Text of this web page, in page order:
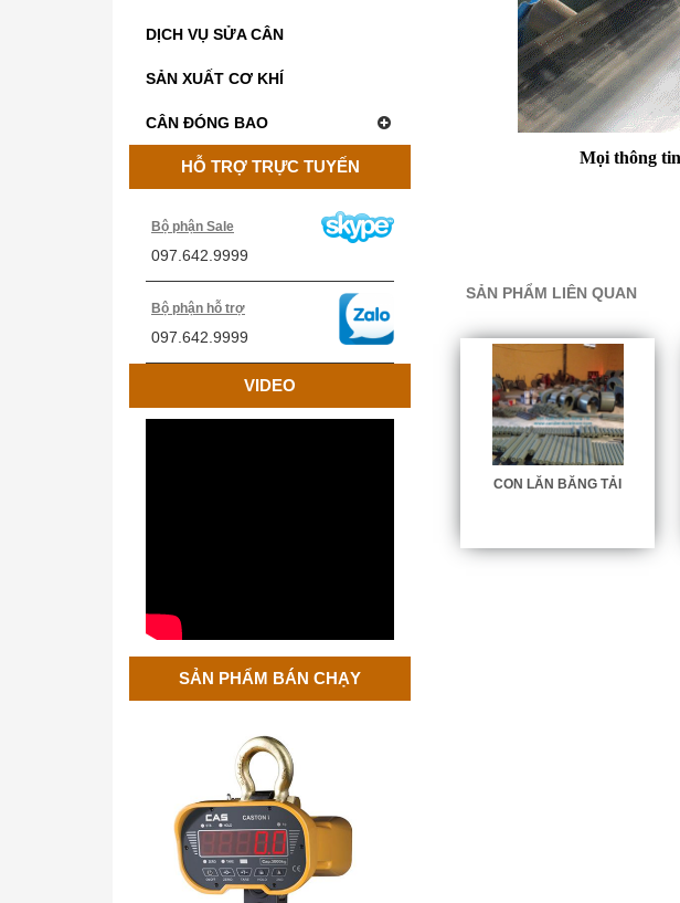
DỊCH VỤ SỬA CÂN
SẢN XUẤT CƠ KHÍ
CÂN ĐÓNG BAO
HỖ TRỢ TRỰC TUYẾN
Bộ phận Sale
097.642.9999
Bộ phận hỗ trợ
097.642.9999
VIDEO
SẢN PHẨM BÁN CHẠY
Cân Treo Điện Tử OCS
Mọi thông tin
SẢN PHẨM LIÊN QUAN
CON LĂN BĂNG TẢI